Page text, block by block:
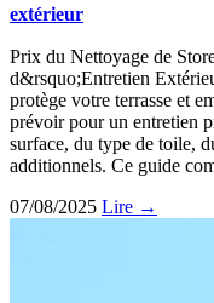
extérieur
Prix du Nettoyage de
d&rsquo;Entretien
protège votre terrasse et
prévoir pour un entretien
surface, du type de toile,
additionnels. Ce guide
07/08/2025 Lire →